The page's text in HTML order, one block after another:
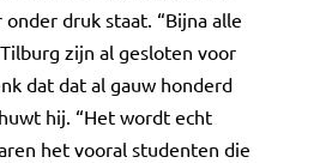
druk staat. “Bijna alle
zijn al gesloten voor
dat dat al gauw honderd
hij. “Het wordt echt
het vooral studenten die